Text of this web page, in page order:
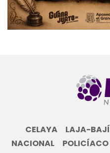
CELAYA LAJA-
NACIONAL
POLICÍACO